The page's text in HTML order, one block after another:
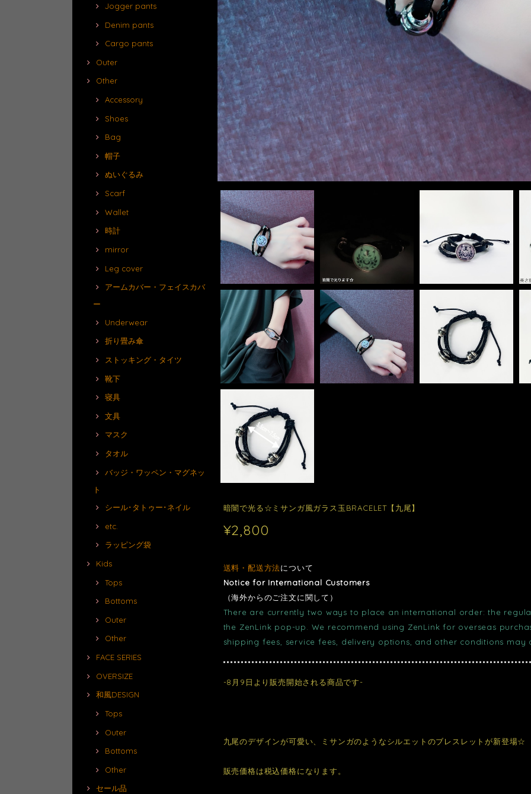
Jogger pants
Denim pants
Cargo pants
Outer
Other
Accessory
Shoes
Bag
帽子
ぬいぐるみ
Scarf
Wallet
時計
mirror
Leg cover
アームカバー・フェイスカバ
ー
Underwear
折り畳み傘
ストッキング・タイツ
靴下
寝具
文具
マスク
タオル
バッジ・ワッペン・マグネッ
ト
シール･タトゥー･ネイル
etc.
ラッピング袋
Kids
Tops
Bottoms
Outer
Other
FACE SERIES
OVERSIZE
和風DESIGN
Tops
Outer
Bottoms
Other
セール品
暗闇で光る☆ミサンガ風ガラス玉BRACELET【九尾】
¥2,800
送料・配送方法について
Notice for International Customers
（海外からのご注文に関して）
There are currently two ways to place an international order: the
the ZenLink pop-up. We recommend using ZenLink for overseas
shipping fees, service fees, delivery options, and other conditions
-8月9日より販売開始される商品です-
九尾のデザインが可愛い、ミサンガのようなシルエットのブレスレットが新登場☆
販売価格は税込価格になります。